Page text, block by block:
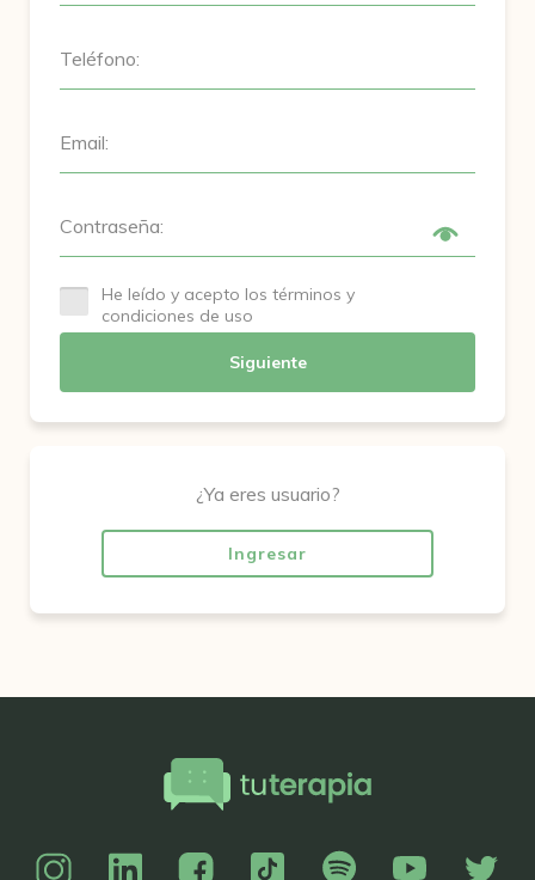
Teléfono:
Email:
Contraseña:
He leído y acepto los términos y
condiciones de uso
Siguiente
¿Ya eres usuario?
Ingresar